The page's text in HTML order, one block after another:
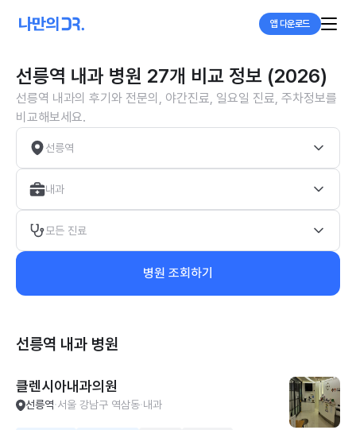
앱 다운로드
선릉역 내과 병원 27개 비교 정보 (2026)
선릉역 내과의 후기와 전문의, 야간진료, 일요일 진료, 주차정보를
비교해보세요.
선릉역
내과
모든 진료
병원 조회하기
선릉역 내과 병원
클렌시아내과의원
선릉역 서울 강남구 역삼동 내과